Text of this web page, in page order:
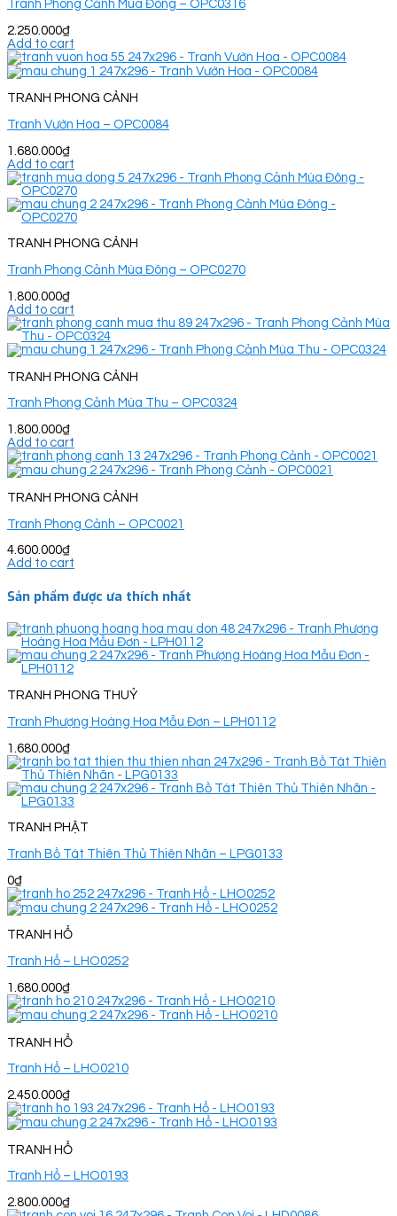
Tranh Phong Cảnh Mùa Đông – OPC0316
2.250.000₫
Add to cart
TRANH PHONG CẢNH
Tranh Vườn Hoa – OPC0084
1.680.000₫
Add to cart
TRANH PHONG CẢNH
Tranh Phong Cảnh Mùa Đông – OPC0270
1.800.000₫
Add to cart
TRANH PHONG CẢNH
Tranh Phong Cảnh Mùa Thu – OPC0324
1.800.000₫
Add to cart
TRANH PHONG CẢNH
Tranh Phong Cảnh – OPC0021
4.600.000₫
Add to cart
Sản phẩm được ưa thích nhất
TRANH PHONG THUỶ
Tranh Phượng Hoàng Hoa Mẫu Đơn – LPH0112
1.680.000₫
TRANH PHẬT
Tranh Bồ Tát Thiên Thủ Thiên Nhãn – LPG0133
0₫
TRANH HỔ
Tranh Hổ – LHO0252
1.680.000₫
TRANH HỔ
Tranh Hổ – LHO0210
2.450.000₫
TRANH HỔ
Tranh Hổ – LHO0193
2.800.000₫